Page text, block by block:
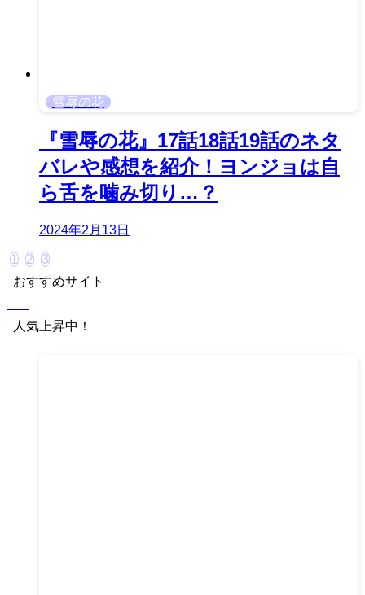
雪辱の花
『雪辱の花』17話18話19話のネタ
バレや感想を紹介！ヨンジョは自
ら舌を噛み切り…？
2024年2月13日
1 2 3
おすすめサイト
人気上昇中！